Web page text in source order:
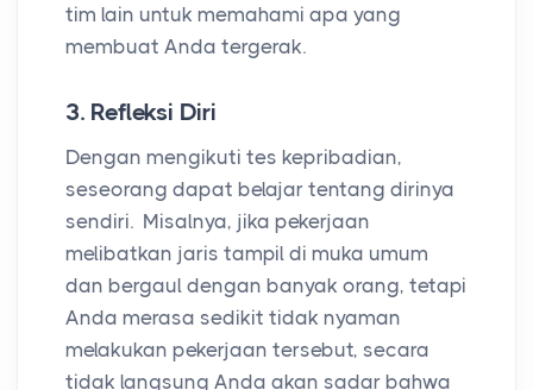
tim lain untuk memahami apa yang
membuat Anda tergerak.
3. Refleksi Diri
Dengan mengikuti tes kepribadian,
seseorang dapat belajar tentang dirinya
sendiri. Misalnya, jika pekerjaan
melibatkan jaris tampil di muka umum
dan bergaul dengan banyak orang, tetapi
Anda merasa sedikit tidak nyaman
melakukan pekerjaan tersebut, secara
tidak langsung Anda akan sadar bahwa